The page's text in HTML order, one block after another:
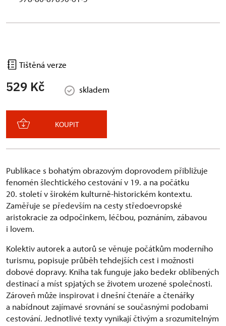
Tištěná verze
529 Kč skladem
KOUPIT
Publikace s bohatým obrazovým doprovodem přibližuje
fenomén šlechtického cestování v 19. a na počátku
20. století v širokém kulturně-historickém kontextu.
Zaměřuje se především na cesty středoevropské
aristokracie za odpočinkem, léčbou, poznáním, zábavou
i lovem.
Kolektiv autorek a autorů se věnuje počátkům moderního
turismu, popisuje průběh tehdejších cest i možnosti
dobové dopravy. Kniha tak funguje jako bedekr oblíbených
destinací a míst spjatých se životem urozené společnosti.
Zároveň může inspirovat i dnešní čtenáře a čtenářky
a nabídnout zajímavé srovnání se současnými podobami
cestování. Jednotlivé texty vynikají čtivým a srozumitelným